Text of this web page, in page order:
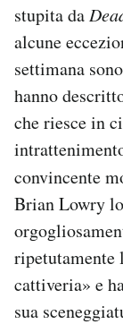
stupita da
alcune
settimana
hanno
che riesce in
convincente
Brian Lowry
ripetutamente
cattiveria» e
sua